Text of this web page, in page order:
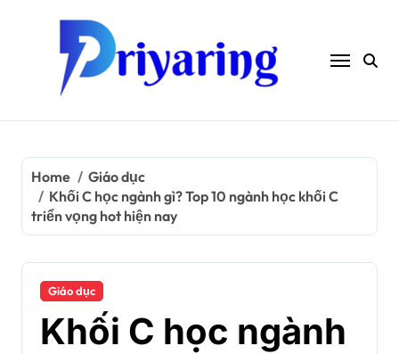
Home
Giáo dục
Khối C học ngành gì? Top 10 ngành học khối C
triển vọng hot hiện nay
Giáo dục
Khối C học ngành